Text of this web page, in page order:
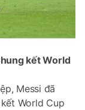
kết World
Messi đã
World Cup